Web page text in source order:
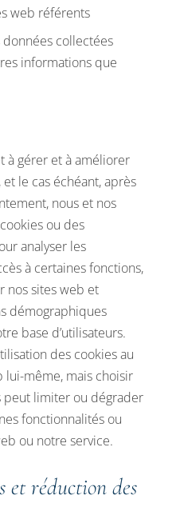
web référents
données collectées
informations que
à gérer et à améliorer
le cas échéant, après
nous et nos
ou des
analyser les
à certaines fonctions,
nos sites web et
démographiques
base d’utilisateurs.
des cookies au
lui-même, mais choisir
peut limiter ou dégrader
fonctionnalités ou
ou notre service.
et réduction des